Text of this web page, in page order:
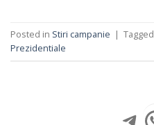
Posted in Stiri campanie | Tagged
Prezidentiale